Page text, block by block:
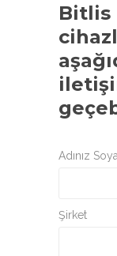
Bitlis
Adınız
Şirket